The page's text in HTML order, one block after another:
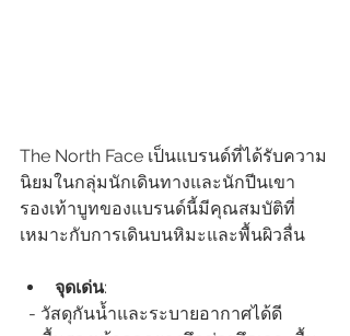
The North Face เป็นแบรนด์ที่ได้รับความ
นิยมในกลุ่มนักเดินทางและนักปีนเขา
รองเท้าบูทของแบรนด์นี้มีคุณสมบัติที่
เหมาะกับการเดินบนหิมะและพื้นผิวลื่น
จุดเด่น:
  - วัสดุกันน้ำและระบายอากาศได้ดี